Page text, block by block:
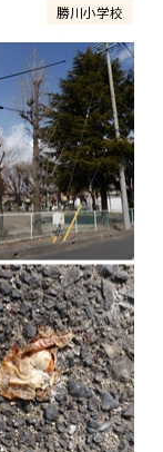
勝川小学校